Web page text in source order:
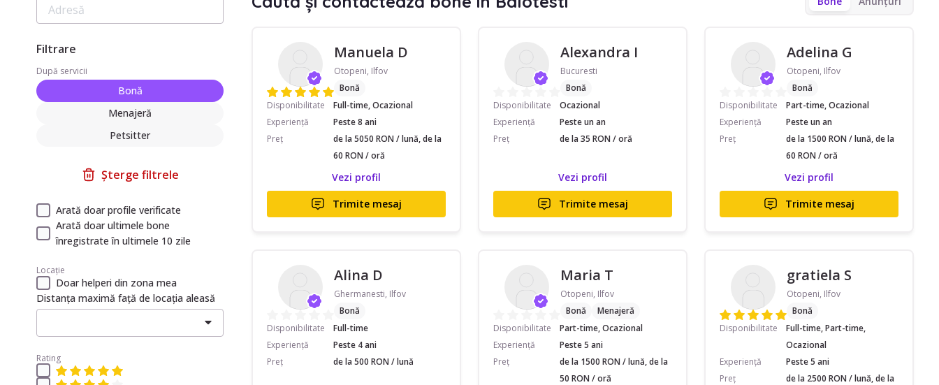
Filtrare
După servicii
Bonă
Menajeră
Petsitter
Șterge filtrele
Arată doar profile verificate
Arată doar ultimele bone
înregistrate în ultimele 10 zile
Locație
Doar helperi din zona mea
Distanța maximă față de locația aleasă
Rating
Manuela D
Otopeni, Ilfov
Bonă
Disponibilitate
Full-time, Ocazional
Experiență
Peste 8 ani
Preț
de la 5050 RON / lună, de la
60 RON / oră
Vezi profil
Trimite mesaj
Alexandra I
Bucuresti
Bonă
Disponibilitate
Ocazional
Experiență
Peste un an
Preț
de la 35 RON / oră
Vezi profil
Trimite mesaj
Adelina G
Otopeni, Ilfov
Bonă
Disponibilitate
Part-time, Ocazional
Experiență
Peste un an
Preț
de la 1500 RON / lună, de la
60 RON / oră
Vezi profil
Trimite mesaj
Alina D
Ghermanesti, Ilfov
Bonă
Disponibilitate
Full-time
Experiență
Peste 4 ani
Preț
de la 500 RON / lună
Maria T
Otopeni, Ilfov
Bonă
Menajeră
Disponibilitate
Part-time, Ocazional
Experiență
Peste 5 ani
Preț
de la 1500 RON / lună, de la
50 RON / oră
gratiela S
Otopeni, Ilfov
Bonă
Disponibilitate
Full-time, Part-time,
Ocazional
Experiență
Peste 5 ani
Preț
de la 2500 RON / lună, de la